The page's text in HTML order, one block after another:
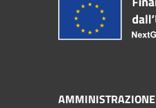
AMMINISTRAZIONE